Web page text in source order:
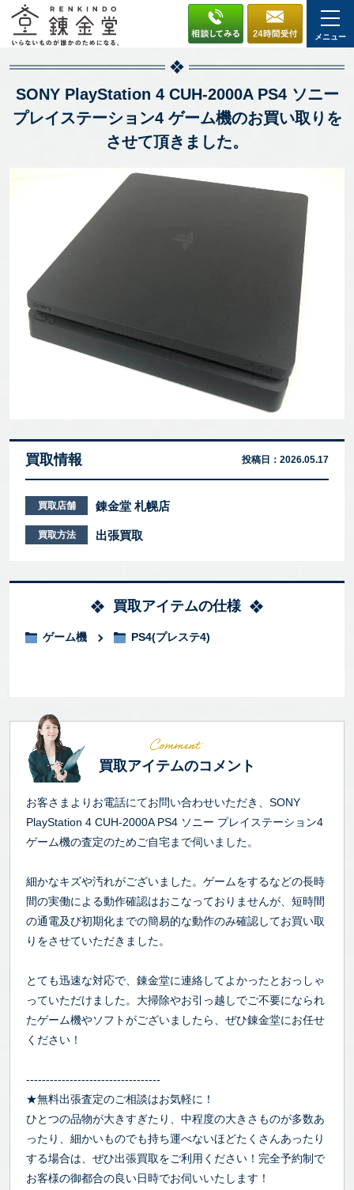
メニュー
SONY PlayStation 4 CUH-2000A PS4 ソニー
プレイステーション4 ゲーム機のお買い取りを
させて頂きました。
買取情報 投稿日： 2026.05.17
買取店舗 錬金堂 札幌店
買取方法 出張買取
買取アイテムの仕様
ゲーム機 PS4(プレステ4)
買取アイテムのコメント
お客さまよりお電話にてお問い合わせいただき、SONY
PlayStation 4 CUH-2000A PS4 ソニー プレイステーション4
ゲーム機の査定のためご自宅まで伺いました。
細かなキズや汚れがございました。ゲームをするなどの長時
間の実働による動作確認はおこなっておりませんが、短時間
の通電及び初期化までの簡易的な動作のみ確認してお買い取
りをさせていただきました。
とても迅速な対応で、錬金堂に連絡してよかったとおっしゃ
っていただけました。大掃除やお引っ越しでご不要になられ
たゲーム機やソフトがございましたら、ぜひ錬金堂にお任せ
ください！
----------------------------------
★無料出張査定のご相談はお気軽に！
ひとつの品物が大きすぎたり、中程度の大きさものが多数あ
ったり、細かいものでも持ち運べないほどたくさんあったり
する場合は、ぜひ出張買取をご利用ください！完全予約制で
お客様の御都合の良い日時でお伺いいたします！